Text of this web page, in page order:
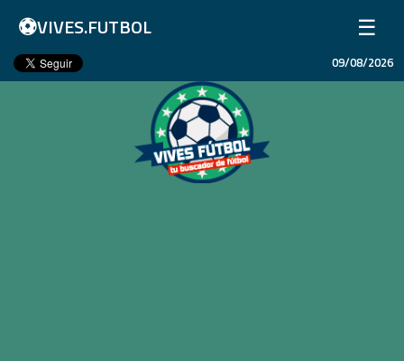
⚽VIVES.FUTBOL ☰
Inicio
09/08/2026